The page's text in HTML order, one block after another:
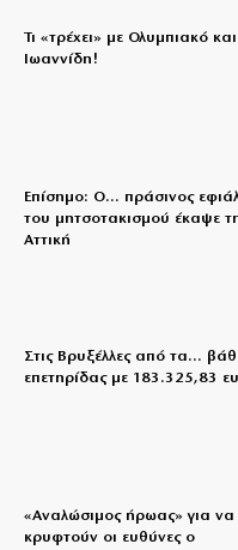
Τι «τρέχει» με Ολυμπιακό και
Ιωαννίδη!
Επίσημο: Ο… πράσινος
του μητσοτακισμού έκαψε
Αττική
Στις Βρυξέλλες από τα…
επετηρίδας με 183.325,83
«Aναλώσιμος ήρωας» για να
κρυφτούν οι ευθύνες ο